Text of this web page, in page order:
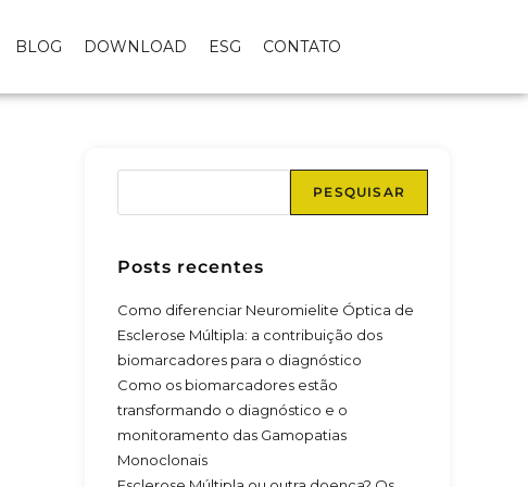
BLOG DOWNLOAD ESG CONTATO
PESQUISAR
Posts recentes
Como diferenciar Neuromielite Óptica de
Esclerose Múltipla: a contribuição dos
biomarcadores para o diagnóstico
Como os biomarcadores estão
transformando o diagnóstico e o
monitoramento das Gamopatias
Monoclonais